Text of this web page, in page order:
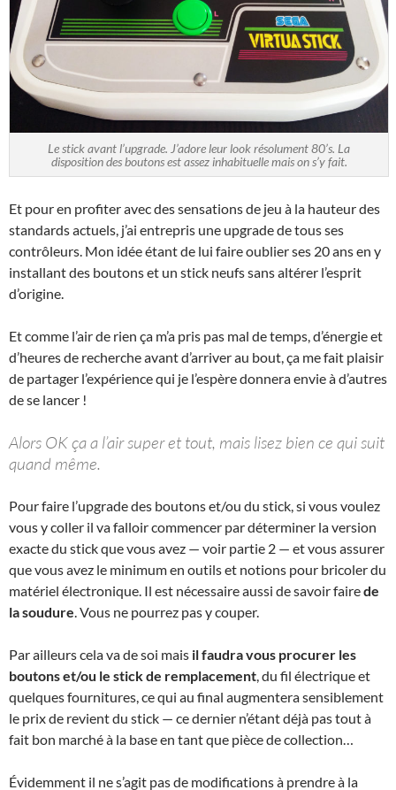
Le stick avant l’upgrade. J’adore leur look résolument 80’s. La
disposition des boutons est assez inhabituelle mais on s’y fait.
Et pour en profiter avec des sensations de jeu à la hauteur des
standards actuels, j’ai entrepris une upgrade de tous ses
contrôleurs. Mon idée étant de lui faire oublier ses 20 ans en y
installant des boutons et un stick neufs sans altérer l’esprit
d’origine.
Et comme l’air de rien ça m’a pris pas mal de temps, d’énergie et
d’heures de recherche avant d’arriver au bout, ça me fait plaisir
de partager l’expérience qui je l’espère donnera envie à d’autres
de se lancer !
Alors OK ça a l’air super et tout, mais lisez bien ce qui suit
quand même.
Pour faire l’upgrade des boutons et/ou du stick, si vous voulez
vous y coller il va falloir commencer par déterminer la version
exacte du stick que vous avez — voir partie 2 — et vous assurer
que vous avez le minimum en outils et notions pour bricoler du
matériel électronique. Il est nécessaire aussi de savoir fairede
la soudure. Vous ne pourrez pas y couper.
Par ailleurs cela va de soi mais il faudra vous procurer les
boutons et/ou le stick de remplacement, du fil électrique et
quelques fournitures, ce qui au final augmentera sensiblement
le prix de revient du stick — ce dernier n’étant déjà pas tout à
fait bon marché à la base en tant que pièce de collection…
Évidemment il ne s’agit pas de modifications à prendre à la